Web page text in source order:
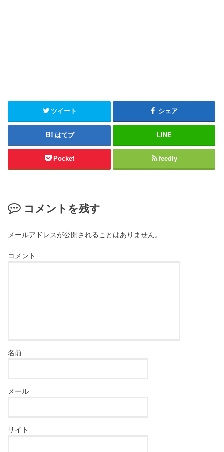
ツイート シェア
はてブ LINE
Pocket feedly
コメントを残す
メールアドレスが公開されることはありません。
コメント
名前
メール
サイト